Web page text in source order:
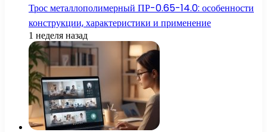
Трос металлополимерный ПР-0.65-14.0: особенности
конструкции, характеристики и применение
1 неделя назад